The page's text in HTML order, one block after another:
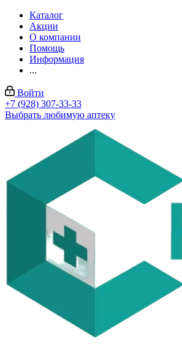
Каталог
Акции
О компании
Помощь
Информация
...
Войти
+7 (928) 307-33-33
Выбрать любимую аптеку